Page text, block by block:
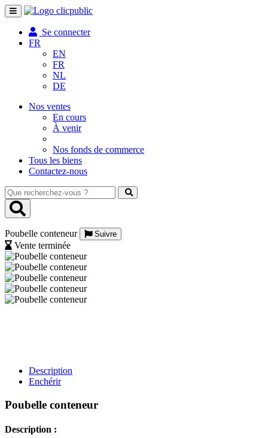
Toggle
navigation
Se connecter
FR
EN
FR
NL
DE
Nos ventes
En cours
À venir
Nos fonds de commerce
Tous les biens
Contactez-nous
Que
recherchez-
vous
Poubelle conteneur
Suivre
Vente terminée
Description
Enchérir
Poubelle conteneur
Description :